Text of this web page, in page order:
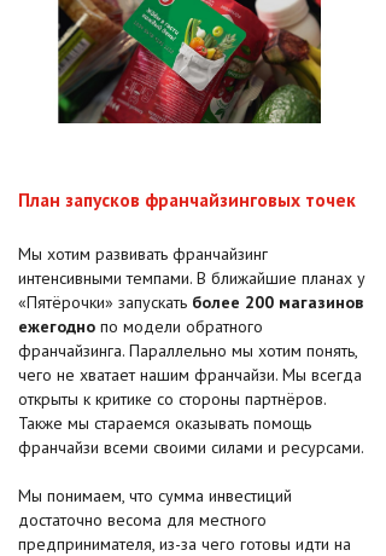
План запусков франчайзинговых точек
Мы хотим развивать франчайзинг
интенсивными темпами. В ближайшие планах у
«Пятёрочки» запускать более 200 магазинов
ежегодно по модели обратного
франчайзинга. Параллельно мы хотим понять,
чего не хватает нашим франчайзи. Мы всегда
открыты к критике со стороны партнёров.
Также мы стараемся оказывать помощь
франчайзи всеми своими силами и ресурсами.
Мы понимаем, что сумма инвестиций
достаточно весома для местного
предпринимателя, из-за чего готовы идти на